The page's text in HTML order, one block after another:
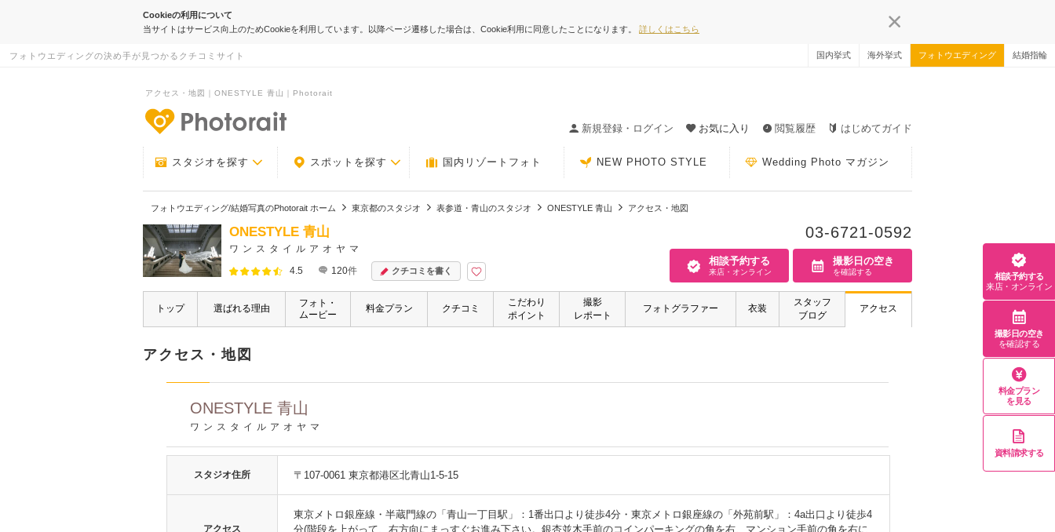
Cookieの利用について
当サイトはサービス向上のためCookieを利用しています。以降ページ遷移した場合は、Cookie利用に同意したことになります。 詳しくはこちら
フォトウエディングの決め手が見つかるクチコミサイト 国内挙式 海外挙式 フォトウエディング 結婚指輪
アクセス・地図｜ONESTYLE 青山｜Photorait
新規登録・ログイン
お気に入り 閲覧履歴 はじめてガイド
スタジオを探す スポットを探す 国内リゾートフォト NEW PHOTO STYLE Wedding Photo マガジン
フォトウエディング/結婚写真のPhotorait ホーム 東京都のスタジオ 表参道・青山のスタジオ ONESTYLE 青山 アクセス・地図
ONESTYLE 青山
ワンスタイルアオヤマ
4.5
120件 クチコミを書く
03-6721-0592
相談予約する
来店・オンライン
撮影日の空き
を確認する
トップ 選ばれる理由
フォト・
ムービー
料金プラン クチコミ
こだわり
ポイント
撮影
レポート
フォトグラファー 衣装
スタッフ
ブログ
アクセス
アクセス・地図
ONESTYLE 青山
ワンスタイルアオヤマ
スタジオ住所 〒107-0061 東京都港区北青山1-5-15
アクセス
東京メトロ銀座線・半蔵門線の「青山一丁目駅」：1番出口より徒歩4分・東京メトロ銀座線の「外苑前駅」：4a出口より徒歩4
分(階段を上がって、右方向にまっすぐお進み下さい。銀杏並木手前のコインパーキングの角を右、マンション手前の角を右に
相談予約する
来店・オンライン
撮影日の空き
を確認する
料金プラン
を見る
資料請求する